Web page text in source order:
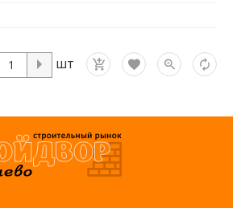
шт